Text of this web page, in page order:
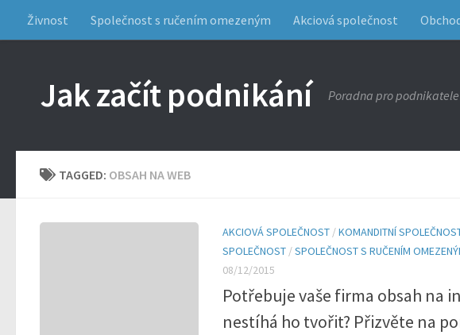
Živnost Společnost s ručením omezeným Akciová společnost
Jak začít podnikání Poradna pro
TAGGED: OBSAH NA WEB
AKCIOVÁ SPOLEČNOST /KOMANDITNÍ
SPOLEČNOST /SPOLEČNOST S RUČENÍM
08/12/2015
Potřebuje vaše firma obsah na
nestíhá ho tvořit? Přizvěte na